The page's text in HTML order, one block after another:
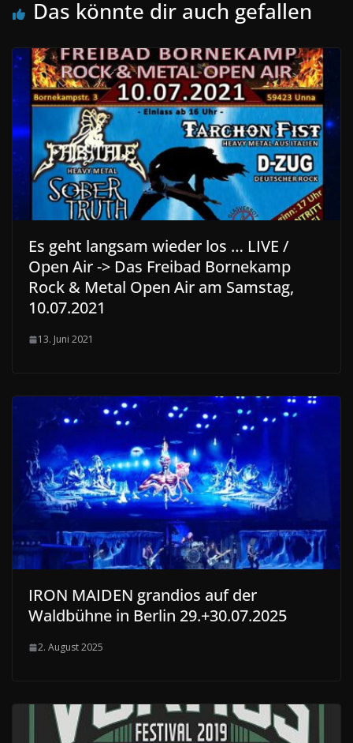
Das könnte dir auch gefallen
Es geht langsam wieder los … LIVE /
Open Air -> Das Freibad Bornekamp
Rock & Metal Open Air am Samstag,
10.07.2021
13. Juni 2021
IRON MAIDEN grandios auf der
Waldbühne in Berlin 29.+30.07.2025
2. August 2025